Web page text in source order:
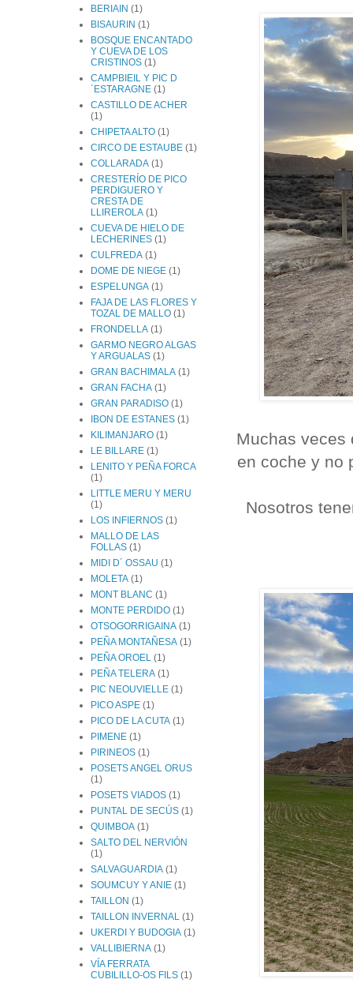
Muchas veces
en coche y no
Nosotros
BERIAIN (1)
BISAURIN (1)
BOSQUE ENCANTADO
Y CUEVA DE LOS
CRISTINOS (1)
CAMPBIEIL Y PIC D
´ESTARAGNE (1)
CASTILLO DE ACHER
(1)
CHIPETA ALTO (1)
CIRCO DE ESTAUBE (1)
COLLARADA (1)
CRESTERÍO DE PICO
PERDIGUERO Y
CRESTA DE
LLIREROLA (1)
CUEVA DE HIELO DE
LECHERINES (1)
CULFREDA (1)
DOME DE NIEGE (1)
ESPELUNGA (1)
FAJA DE LAS FLORES Y
TOZAL DE MALLO (1)
FRONDELLA (1)
GARMO NEGRO ALGAS
Y ARGUALAS (1)
GRAN BACHIMALA (1)
GRAN FACHA (1)
GRAN PARADISO (1)
IBON DE ESTANES (1)
KILIMANJARO (1)
LE BILLARE (1)
LENITO Y PEÑA FORCA
(1)
LITTLE MERU Y MERU
(1)
LOS INFIERNOS (1)
MALLO DE LAS
FOLLAS (1)
MIDI D´ OSSAU (1)
MOLETA (1)
MONT BLANC (1)
MONTE PERDIDO (1)
OTSOGORRIGAINA (1)
PEÑA MONTAÑESA (1)
PEÑA OROEL (1)
PEÑA TELERA (1)
PIC NEOUVIELLE (1)
PICO ASPE (1)
PICO DE LA CUTA (1)
PIMENE (1)
PIRINEOS (1)
POSETS ANGEL ORUS
(1)
POSETS VIADOS (1)
PUNTAL DE SECÚS (1)
QUIMBOA (1)
SALTO DEL NERVIÓN
(1)
SALVAGUARDIA (1)
SOUMCUY Y ANIE (1)
TAILLON (1)
TAILLON INVERNAL (1)
UKERDI Y BUDOGIA (1)
VALLIBIERNA (1)
VÍA FERRATA
CUBILILLO-OS FILS (1)